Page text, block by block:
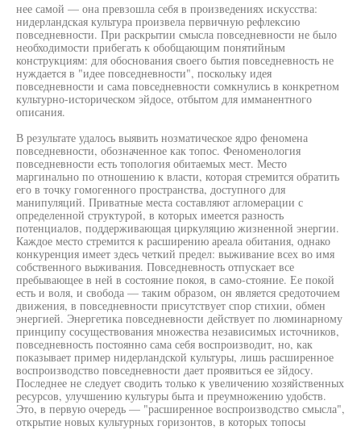
нее самой — она превзошла себя в произведениях искусства:
нидерландская культура произвела первичную рефлексию
повседневности. При раскрытии смысла повседневности не было
необходимости прибегать к обобщающим понятийным
конструкциям: для обоснования своего бытия повседневность не
нуждается в "идее повседневности", поскольку идея
повседневности и сама повседневности сомкнулись в конкретном
культурно-историческом эйдосе, отбытом для имманентного
описания.
В результате удалось выявить нозматическое ядро феномена
повседневности, обозначенное как топос. Феноменология
повседневности есть топология обитаемых мест. Место
маргинально по отношению к власти, которая стремится обратить
его в точку гомогенного пространства, доступного для
манипуляций. Приватные места составляют агломерации с
определенной структурой, в которых имеется разность
потенциалов, поддерживающая циркуляцию жизненной энергии.
Каждое место стремится к расширению ареала обитания, однако
конкуренция имеет здесь четкий предел: выживание всех во имя
собственного выживания. Повседневность отпускает все
пребывающее в ней в состояние покоя, в само-стояние. Ее покой
есть и воля, и свобода — таким образом, он является средоточием
движения, в повседневности присутствует спор стихии, обмен
энергией. Энергетика повседневности действует по люминарному
принципу сосуществования множества независимых источников,
повседневность постоянно сама себя воспроизводит, но, как
показывает пример нидерландской культуры, лишь расширенное
воспроизводство повседневности дает проявиться ее зйдосу.
Последнее не следует сводить только к увеличению хозяйственных
ресурсов, улучшению культуры быта и преумножению удобств.
Это, в первую очередь — "расширенное воспроизводство смысла",
открытие новых культурных горизонтов, в которых топосы